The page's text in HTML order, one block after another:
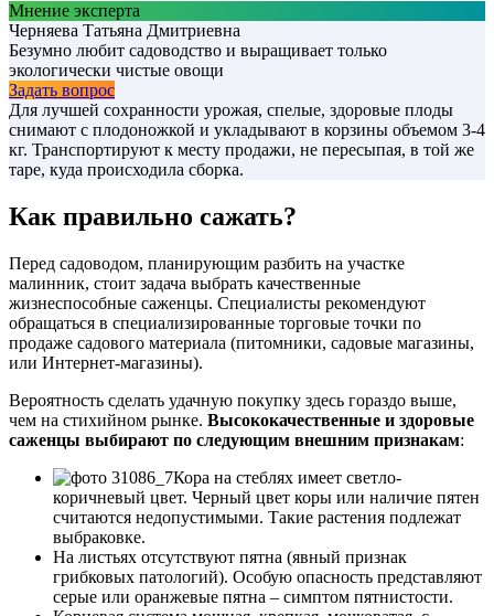
Мнение эксперта
Черняева Татьяна Дмитриевна
Безумно любит садоводство и выращивает только
экологически чистые овощи
Задать вопрос
Для лучшей сохранности урожая, спелые, здоровые плоды
снимают с плодоножкой и укладывают в корзины объемом 3-4
кг. Транспортируют к месту продажи, не пересыпая, в той же
таре, куда происходила сборка.
Как правильно сажать?
Перед садоводом, планирующим разбить на участке
малинник, стоит задача выбрать качественные
жизнеспособные саженцы. Специалисты рекомендуют
обращаться в специализированные торговые точки по
продаже садового материала (питомники, садовые магазины,
или Интернет-магазины).
Вероятность сделать удачную покупку здесь гораздо выше,
чем на стихийном рынке. Высококачественные и здоровые
саженцы выбирают по следующим внешним признакам:
Кора на стеблях имеет светло-
коричневый цвет. Черный цвет коры или наличие пятен
считаются недопустимыми. Такие растения подлежат
выбраковке.
На листьях отсутствуют пятна (явный признак
грибковых патологий). Особую опасность представляют
серые или оранжевые пятна – симптом пятнистости.